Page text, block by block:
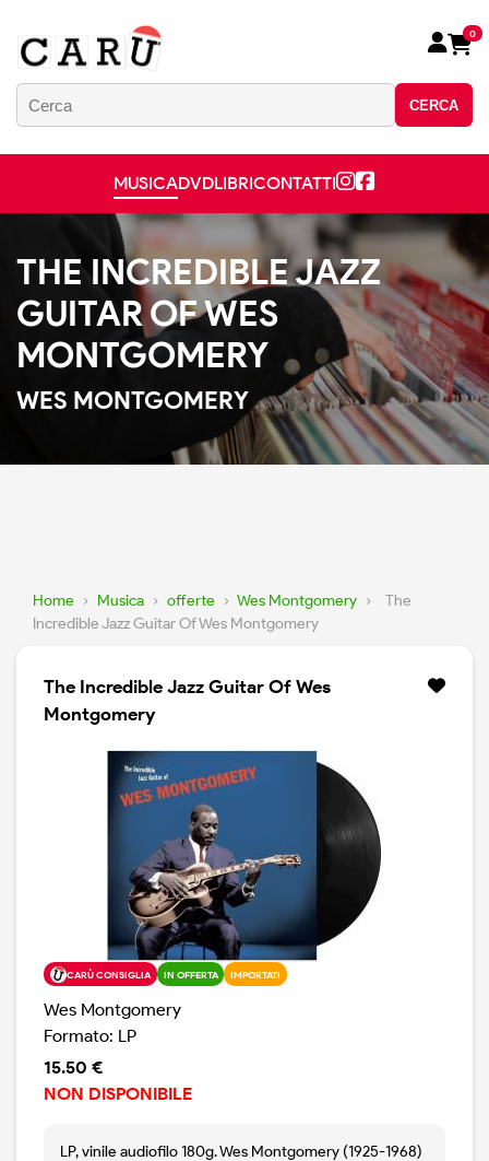
CERCA
0
MUSICADVDLIBRICONTATTI
THE INCREDIBLE JAZZ
GUITAR OF WES
MONTGOMERY
WES MONTGOMERY
Home › Musica › offerte › Wes Montgomery ›
The
Incredible Jazz Guitar Of Wes Montgomery
The Incredible Jazz Guitar Of Wes
Montgomery
CARÙ CONSIGLIA IN OFFERTA IMPORTATI
Wes Montgomery
Formato: LP
15.50 €
NON DISPONIBILE
LP, vinile audiofilo 180g. Wes Montgomery (1925-1968)